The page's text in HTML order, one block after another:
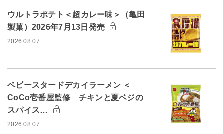
ウルトラポテト＜超カレー味＞（亀田
製菓）2026年7月13日発売
2026.08.07
ベビースタードデカイラーメン ＜
CoCo壱番屋監修 チキンと夏ベジの
スパイス…
2026.08.07